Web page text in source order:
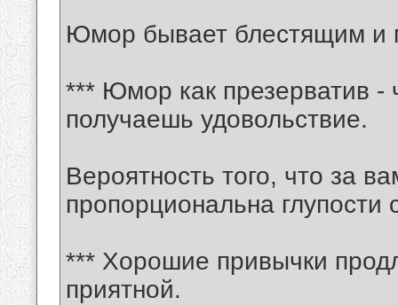
Юмор бывает блестящим и
*** Юмор как презерватив
получаешь удовольствие.
Вероятность того, что за
пропорциональна
*** Хорошие привычки
приятной.